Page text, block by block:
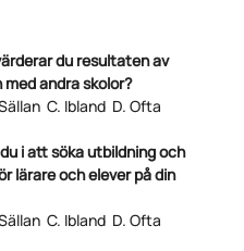
du resultaten av
andra skolor?
C. Ibland D. Ofta
i att söka utbildning och
lärare och elever på din
C. Ibland D. Ofta